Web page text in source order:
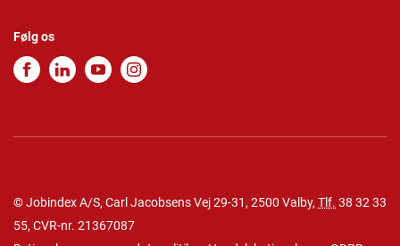
Følg os
© Jobindex A/S, Carl Jacobsens Vej 29-31, 2500 Valby, Tlf. 38 32 33
55, CVR-nr. 21367087